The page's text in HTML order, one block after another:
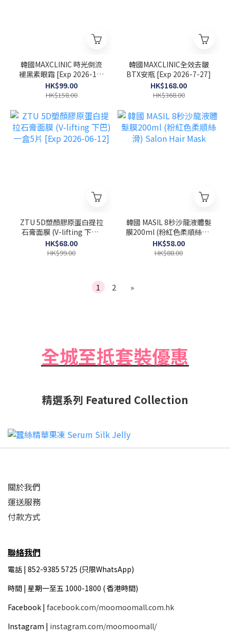
韓國MAXCLINIC 時光倒流
褪黑素眼霜 [Exp 2026-12-
13]
HK$99.00
HK$158.00
韓國MAXCLINIC全效去皺
BTX安瓶 [Exp 2026-7-27]
HK$168.00
HK$368.00
ZTU 5D塑顏膠原蛋白提拉
石膏面膜 (V-lifting 下巴)
一盒5片 [Exp 2026-06-12]
HK$68.00
HK$99.00
韓國 MASIL 8秒沙龍液體髮
膜200ml (粉紅色柔順絲滑)
Salon Hair Mask
HK$58.00
HK$88.00
1 2 »
全城至抵套裝優惠
精選系列 Featured Collection
關於我們
運送服務
付款方式
聯絡我們
電話 | 852-9385 5725 (只限WhatsApp)
時間 | 星期一至五 1000-1800 ( 香港時間)
Facebook | facebook.com/moomoomall.com.hk
Instagram | instagram.com/moomoomall/